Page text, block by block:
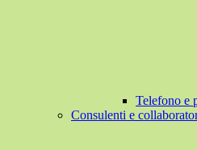
Telefono e
Consulenti e